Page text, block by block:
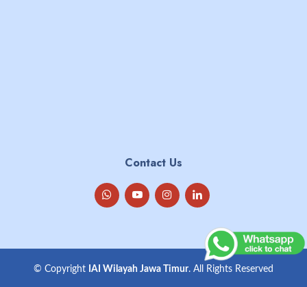
Contact Us
© Copyright IAI Wilayah Jawa Timur. All Rights Reserved